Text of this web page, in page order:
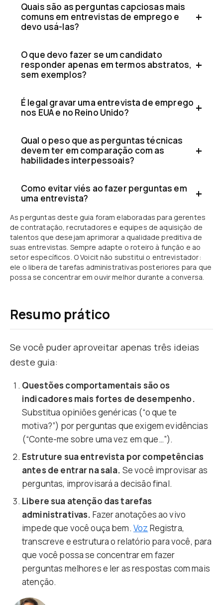
Quais são as perguntas capciosas mais
comuns em entrevistas de emprego e
devo usá-las?
O que devo fazer se um candidato
responder apenas em termos abstratos,
sem exemplos?
É legal gravar uma entrevista de emprego
nos EUA e no Reino Unido?
Qual o peso que as perguntas técnicas
devem ter em comparação com as
habilidades interpessoais?
Como evitar viés ao fazer perguntas em
uma entrevista?
As perguntas deste guia foram elaboradas para gerentes
de contratação, recrutadores e equipes de aquisição de
talentos que desejam aprimorar a qualidade preditiva de
suas entrevistas. Sempre adapte o roteiro à função e ao
setor específicos. O Voicit não substitui o entrevistador:
ele o libera de tarefas administrativas posteriores para que
possa se concentrar em ouvir melhor durante a conversa.
Resumo prático
Se você puder aproveitar apenas três ideias
deste guia:
Questões comportamentais são os
indicadores mais fortes de desempenho.
Substitua opiniões genéricas (“o que te
motiva?”) por perguntas que exigem evidências
(“Conte-me sobre uma vez em que…”).
Estruture sua entrevista por competências
antes de entrar na sala. Se você improvisar as
perguntas, improvisará a decisão final.
Libere sua atenção das tarefas
administrativas. Fazer anotações ao vivo
impede que você ouça bem. Voz Registra,
transcreve e estrutura o relatório para você, para
que você possa se concentrar em fazer
perguntas melhores e ler as respostas com mais
atenção.
IT